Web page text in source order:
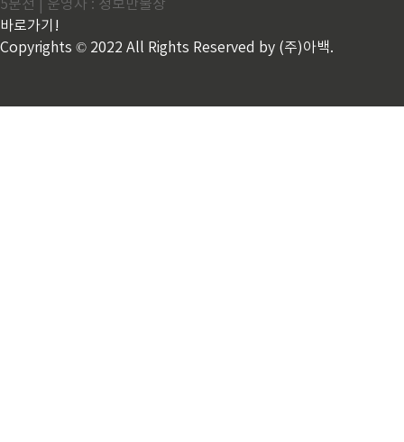
측정 방법, 역사, 실생활 응용, 표 비교까지 모두 담았으
니 끝까지 읽어..
5분전 | 운영자 : 정보만물상
바로가기!
Copyrights © 2022 All Rights Reserved by (주)아백.